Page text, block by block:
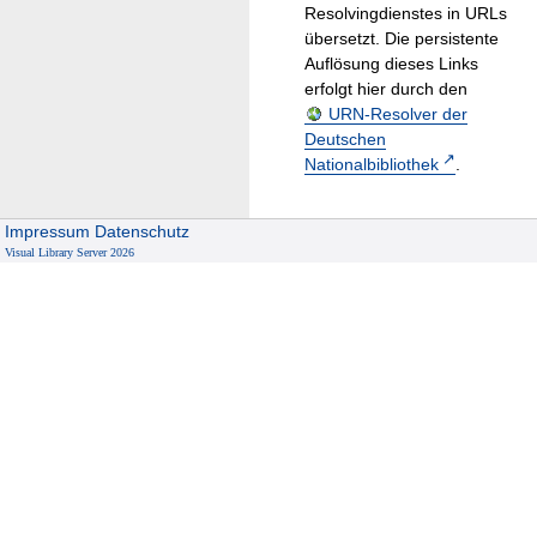
Resolvingdienstes in URLs
übersetzt. Die persistente
Auflösung dieses Links
erfolgt hier durch den
URN-Resolver der
Deutschen
Nationalbibliothek
.
Impressum Datenschutz
Visual Library Server 2026